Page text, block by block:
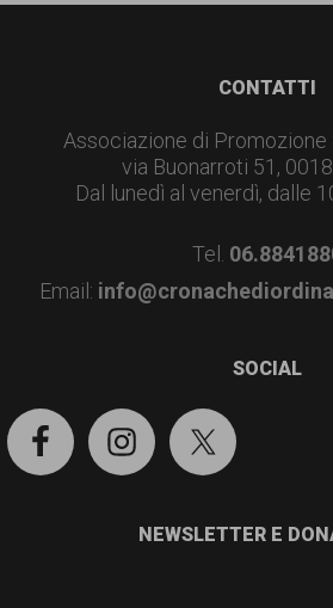
CONTATTI
Associazione di Promozione
via Buonarroti 51,
Dal lunedì al venerdì, dalle
Tel.
Email:
SOCIAL
NEWSLETTER E